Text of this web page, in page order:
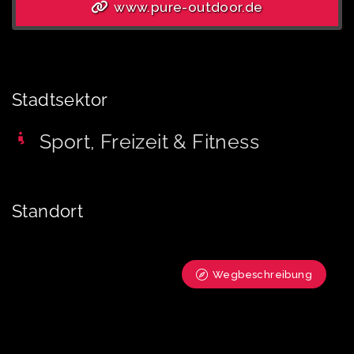
www.pure-outdoor.de
Stadtsektor
Sport, Freizeit & Fitness
Standort
Wegbeschreibung